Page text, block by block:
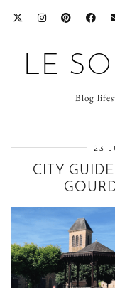
LE
Blog
23
CITY